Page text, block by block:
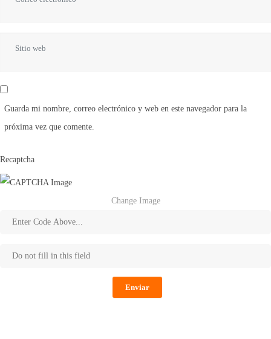
Guarda mi nombre, correo electrónico y web en este navegador para la
próxima vez que comente.
Recaptcha
Change Image
Enviar